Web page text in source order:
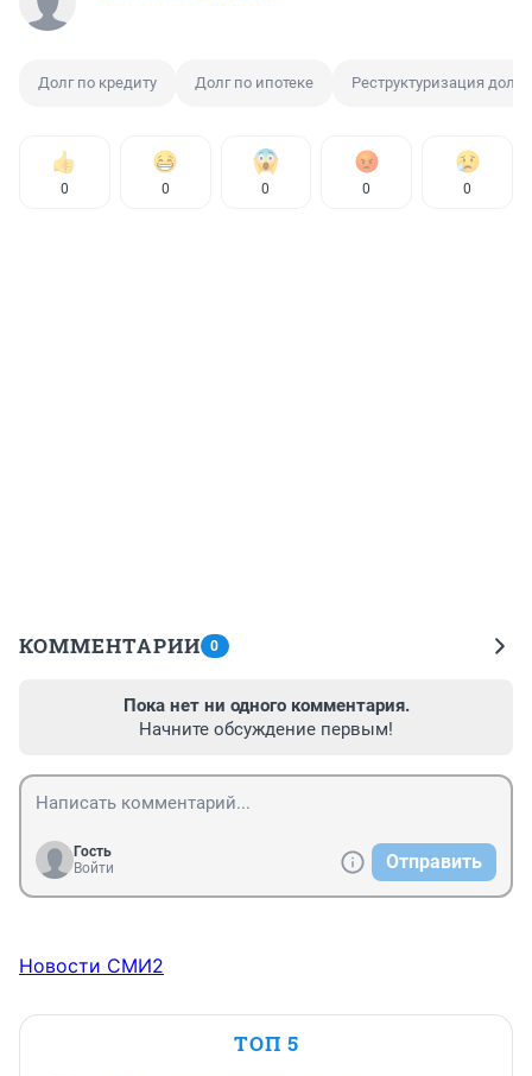
Долг по кредиту Долг по ипотеке Реструктуризация долга
0 0 0 0 0
КОММЕНТАРИИ 0
Пока нет ни одного комментария.
Начните обсуждение первым!
Гость
Войти
Отправить
Новости СМИ2
ТОП 5